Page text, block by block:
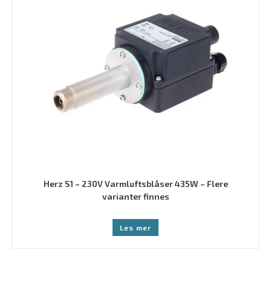
Herz S1 – 230V Varmluftsblåser 435W – Flere
varianter finnes
Les mer